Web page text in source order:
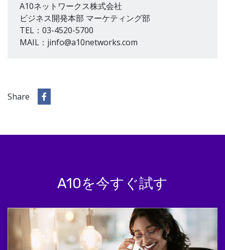
A10ネットワークス株式会社
ビジネス開発本部 マーケティング部
TEL：03-4520-5700
MAIL：jinfo@a10networks.com
Share
A10を今すぐ試す